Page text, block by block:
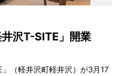
井沢T-SITE」開業
（軽井沢町軽井沢）が3月17